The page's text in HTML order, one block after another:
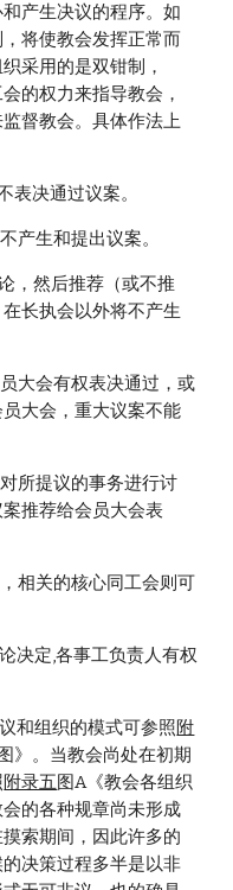
产生决议的程序。如
将使教会发挥正常而
采用的是双钳制，
的权力来指导教会，
督教会。具体作法上
表决通过议案。
产生和提出议案。
，然后推荐（或不推
长执会以外将不产生
大会有权表决通过，或
大会，重大议案不能
所提议的事务进行讨
推荐给会员大会表
相关的核心同工会则可
决定,各事工负责人有权
和组织的模式可参照附
》。当教会尚处在初期
附录五图A《教会各组织
的各种规章尚未形成
索期间，因此许多的
决策过程多半是以非